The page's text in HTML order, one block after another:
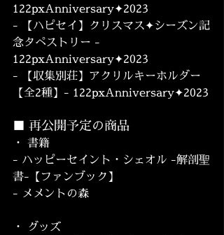
122pxAnniversary✦2023
- 【ハピセイ】クリスマス✦シーズン記
念タペストリー -
122pxAnniversary✦2023
- 【収集別荘】アクリルキーホルダー
【全2種】- 122pxAnniversary✦2023
■ 再公開予定の商品
・ 書籍
- ハッピーセイント・シェオル -解剖聖
書-【ファンブック】
- メメントの森
・ グッズ